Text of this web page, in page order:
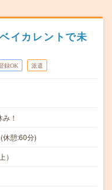
イカレントで未
録OK 派遣
！
休憩:60分)
）